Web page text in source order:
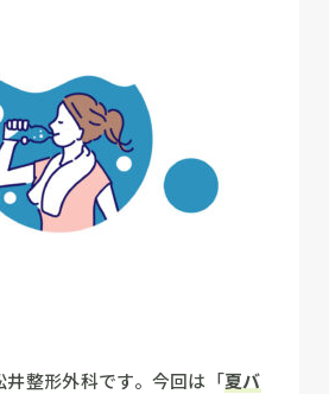
井整形外科です。今回は「夏バ